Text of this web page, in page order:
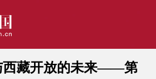
西藏开放的未来——第